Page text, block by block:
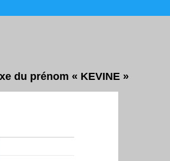
du prénom « KEVINE »